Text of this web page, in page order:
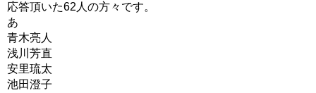
応答頂いた62人の方々です。
あ
青木亮人
浅川芳直
安里琉太
池田澄子